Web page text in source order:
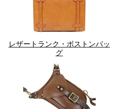
レザートランク・ボストンバッ
グ